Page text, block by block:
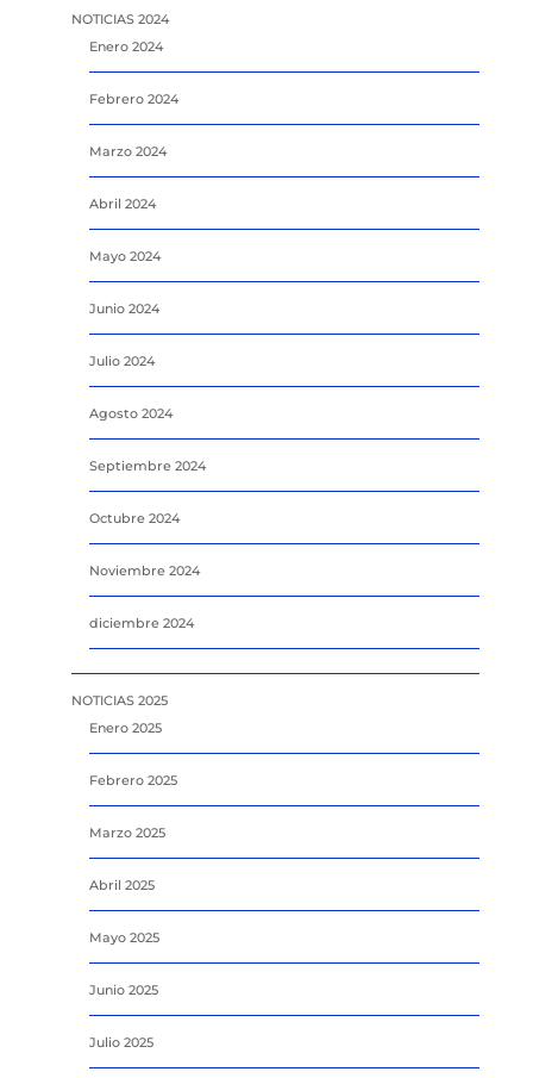
NOTICIAS 2024
Enero 2024
Febrero 2024
Marzo 2024
Abril 2024
Mayo 2024
Junio 2024
Julio 2024
Agosto 2024
Septiembre 2024
Octubre 2024
Noviembre 2024
diciembre 2024
NOTICIAS 2025
Enero 2025
Febrero 2025
Marzo 2025
Abril 2025
Mayo 2025
Junio 2025
Julio 2025